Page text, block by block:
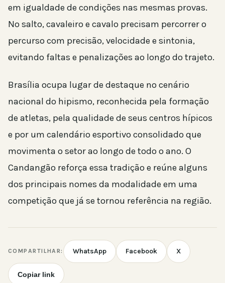
em igualdade de condições nas mesmas provas.
No salto, cavaleiro e cavalo precisam percorrer o
percurso com precisão, velocidade e sintonia,
evitando faltas e penalizações ao longo do trajeto.
Brasília ocupa lugar de destaque no cenário
nacional do hipismo, reconhecida pela formação
de atletas, pela qualidade de seus centros hípicos
e por um calendário esportivo consolidado que
movimenta o setor ao longo de todo o ano. O
Candangão reforça essa tradição e reúne alguns
dos principais nomes da modalidade em uma
competição que já se tornou referência na região.
COMPARTILHAR: WhatsApp Facebook X
Copiar link